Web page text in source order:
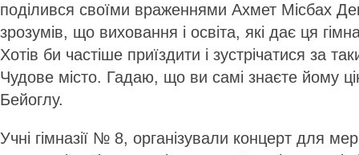
поділився своїми враженнями Ахмет Місбах
зрозумів, що виховання і освіта, які дає ця
Хотів би частіше приїздити і зустрічатися за
Чудове місто. Гадаю, що ви самі знаєте йому
Бейоглу.
Учні гімназії № 8, організували концерт для